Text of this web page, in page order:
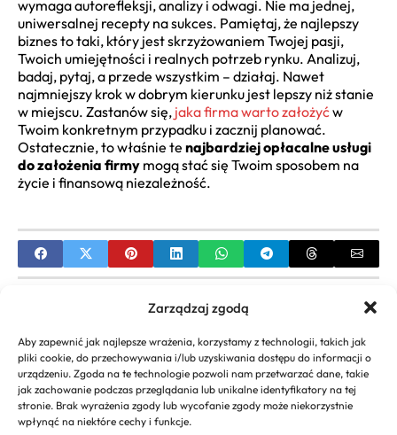
Zarządzaj zgodą
Aby zapewnić jak najlepsze wrażenia, korzystamy z technologii, takich jak
pliki cookie, do przechowywania i/lub uzyskiwania dostępu do informacji o
urządzeniu. Zgoda na te technologie pozwoli nam przetwarzać dane, takie
jak zachowanie podczas przeglądania lub unikalne identyfikatory na tej
stronie. Brak wyrażenia zgody lub wycofanie zgody może niekorzystnie
wpłynąć na niektóre cechy i funkcje.
wymaga autorefleksji, analizy i odwagi. Nie ma jednej,
uniwersalnej recepty na sukces. Pamiętaj, że najlepszy
biznes to taki, który jest skrzyżowaniem Twojej pasji,
Twoich umiejętności i realnych potrzeb rynku. Analizuj,
badaj, pytaj, a przede wszystkim – działaj. Nawet
najmniejszy krok w dobrym kierunku jest lepszy niż stanie
w miejscu. Zastanów się, jaka firma warto założyćw
Twoim konkretnym przypadku i zacznij planować.
Ostatecznie, to właśnie te najbardziej opłacalne usługi
do założenia firmy mogą stać się Twoim sposobem na
życie i finansową niezależność.
Odkryj czego brakuje na rynku – Przewodnik po
niszach i pomysłach na biznes
Prowadzenie dodatkowej działalności
gospodarczej – Poradnik